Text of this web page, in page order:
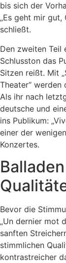
bis sich der
„Es geht mir gut,
schließt.
Den zweiten Teil
Schlusston das
Sitzen reißt. Mit
Theater“ werden
Als ihr nach
deutsche und
ins Publikum:
einer der
Konzertes.
Bevor die
„Un dernier mot
sanften
stimmlichen
kontrastreicher